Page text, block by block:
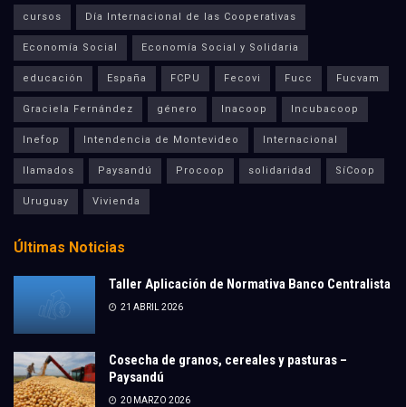
cursos Día Internacional de las Cooperativas
Economía Social Economía Social y Solidaria
educación España FCPU Fecovi Fucc Fucvam
Graciela Fernández género Inacoop Incubacoop
Inefop Intendencia de Montevideo Internacional
llamados Paysandú Procoop solidaridad SíCoop
Uruguay Vivienda
Últimas Noticias
Taller Aplicación de Normativa Banco Centralista
21 ABRIL 2026
Cosecha de granos, cereales y pasturas –
Paysandú
20 MARZO 2026